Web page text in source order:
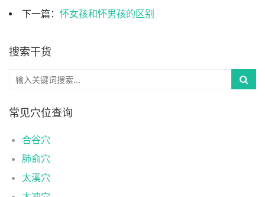
下一篇： 怀女孩和怀男孩的区别
搜索干货
常见穴位查询
合谷穴
肺俞穴
太溪穴